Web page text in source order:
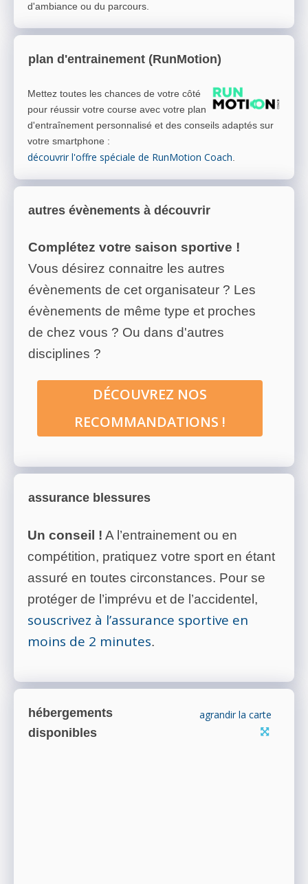
d'ambiance ou du parcours.
plan d'entrainement (RunMotion)
Mettez toutes les chances de votre côté
pour réussir votre course avec votre plan
d'entraînement personnalisé et des conseils adaptés sur
votre smartphone :
découvrir l'offre spéciale de RunMotion Coach.
autres évènements à découvrir
Complétez votre saison sportive !
Vous désirez connaitre les autres
évènements de cet organisateur ? Les
évènements de même type et proches
de chez vous ? Ou dans d'autres
disciplines ?
DÉCOUVREZ NOS
RECOMMANDATIONS !
assurance blessures
Un conseil ! A l’entrainement ou en
compétition, pratiquez votre sport en étant
assuré en toutes circonstances. Pour se
protéger de l’imprévu et de l’accidentel,
souscrivez à l’assurance sportive en
moins de 2 minutes.
hébergements
disponibles
agrandir la carte